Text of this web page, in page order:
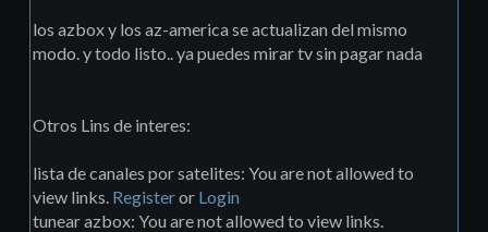
los azbox y los az-america se actualizan del mismo
modo. y todo listo.. ya puedes mirar tv sin pagar nada
Otros Lins de interes:
lista de canales por satelites: You are not allowed to
view links. Registeror Login
tunear azbox: You are not allowed to view links.